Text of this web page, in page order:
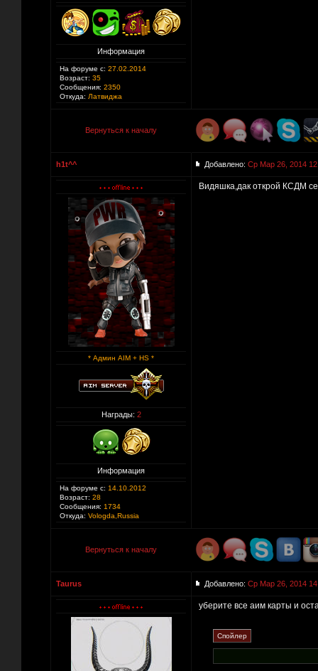
Информация
На форуме с: 27.02.2014
Возраст: 35
Сообщения: 2350
Откуда: Латвиджа
Вернуться к началу
h1t^^ Добавлено: Ср Мар 26, 2014
* Админ AIM + HS *
Награды: 2
Информация
На форуме с: 14.10.2012
Возраст: 28
Сообщения: 1734
Откуда: Vologda,Russia
Видяшка,дак открой КСДМ
Вернуться к началу
Taurus Добавлено: Ср Мар 26, 2014
уберите все аим карты и